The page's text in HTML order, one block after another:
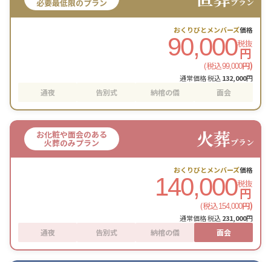
必要最低限のプラン
おくりびとメンバーズ価格
90,000税抜
円
(税込99,000円)
通常価格 税込132,000円
通夜 告別式 納棺の儀 面会
お化粧や面会のある
火葬のみプラン 火葬プラン
おくりびとメンバーズ価格
140,000税抜
円
(税込154,000円)
通常価格 税込231,000円
通夜 告別式 納棺の儀 面会